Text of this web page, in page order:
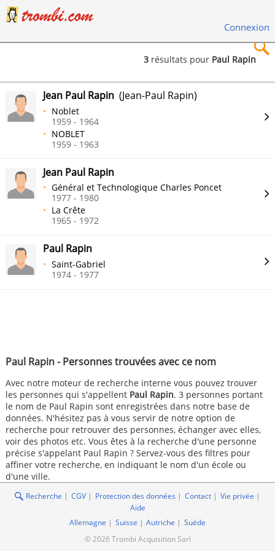
Connexion
Rechercher
3 résultats pour Paul Rapin
Paul Rapin - Personnes trouvées avec ce nom
Avec notre moteur de recherche interne vous pouvez trouver
les personnes qui s'appellent Paul Rapin. 3 personnes portant
le nom de Paul Rapin sont enregistrées dans notre base de
données. N'hésitez pas à vous servir de notre option de
recherche pour retrouver des personnes, échanger avec elles,
voir des photos etc. Vous êtes à la recherche d'une personne
précise s'appelant Paul Rapin ? Servez-vous des filtres pour
affiner votre recherche, en indiquant le nom d'un école ou
d'une ville.
Jean Paul Rapin (Jean-Paul Rapin)
Noblet
1959 - 1964
NOBLET
1959 - 1963
Jean Paul Rapin
Général et Technologique Charles Poncet
1977 - 1980
La Crête
1965 - 1972
Paul Rapin
Saint-Gabriel
1974 - 1977
Recherche CGV Protection des données Contact
Vie privée
Aide
Allemagne
Suisse Autriche
Suède
© 2026 Trombi Acquisition Sarl